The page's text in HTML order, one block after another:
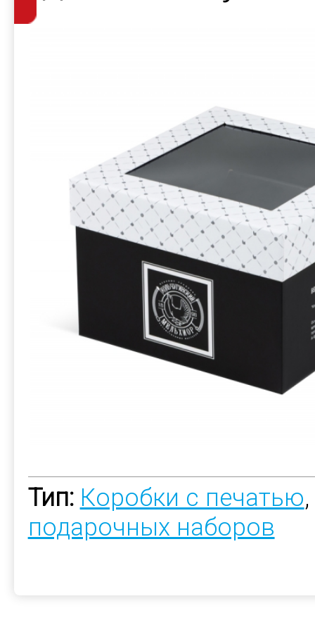
Тип: Коробки с печатью,
подарочных наборов